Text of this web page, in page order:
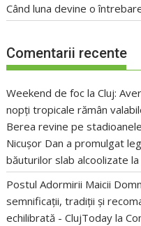
Când luna devine o
Comentarii recente
Weekend de foc la Cluj:
nopți tropicale rămân
Berea revine pe
Nicușor Dan a promulgat
băuturilor slab alcoolizate la
Postul Adormirii Maicii
semnificații, tradiții și
echilibrată - ClujToday la